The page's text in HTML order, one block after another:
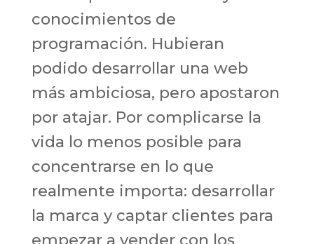
conocimientos de
programación. Hubieran
podido desarrollar una web
más ambiciosa, pero apostaron
por atajar. Por complicarse la
vida lo menos posible para
concentrarse en lo que
realmente importa: desarrollar
la marca y captar clientes para
empezar a vender con los